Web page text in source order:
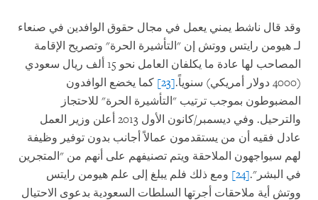
وقد قال ناشط يمني يعمل في مجال حقوق الوافدين في صنعاء
لـ هيومن رايتس ووتش إن "التأشيرة الحرة" وتصريح الإقامة
المصاحب لها عادة ما يكلفان العامل نحو 15 ألف ريال سعودي
(4000 دولار أمريكي) سنوياً.
[23]
كما يخضع الوافدون
المضبوطون بموجب ترتيب "التأشيرة الحرة" للاحتجاز
والترحيل. وفي ديسمبر/كانون الأول 2013 أعلن وزير العمل
عادل فقيه أن من يستقدمون عمالاً أجانب بدون توفير وظيفة
لهم سيواجهون الملاحقة ويتم تصنيفهم على أنهم من "المتجرين
في البشر".[24]
ومع ذلك فلم يبلغ إلى علم هيومن رايتس
ووتش أية ملاحقات أجرتها السلطات السعودية بدعوى الاحتيال